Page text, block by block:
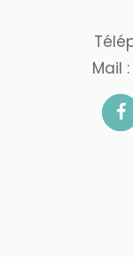
Mail :